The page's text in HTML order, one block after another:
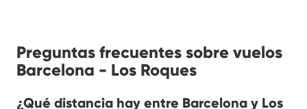
Preguntas frecuentes sobre vuelos
Barcelona - Los Roques
¿Qué distancia hay entre Barcelona y Los